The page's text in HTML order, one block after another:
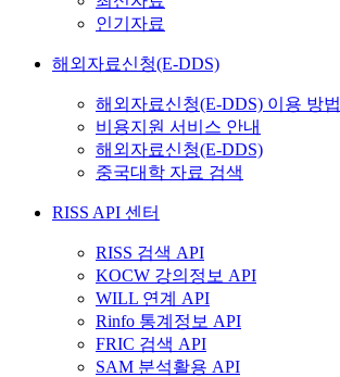
인기자료
해외자료신청(E-DDS)
해외자료신청(E-DDS) 이용 방법
비용지원 서비스 안내
해외자료신청(E-DDS)
중국대학 자료 검색
RISS API 센터
RISS 검색 API
KOCW 강의정보 API
WILL 연계 API
Rinfo 통계정보 API
FRIC 검색 API
SAM 분석활용 API